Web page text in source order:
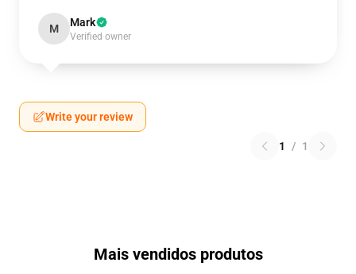
M Mark
Verified owner
Write your review
1 / 1
Mais vendidos produtos